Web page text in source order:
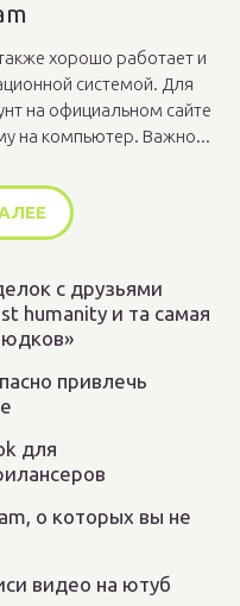
хорошо работает и
системой. Для
на официальном сайте
на компьютер. Важно...
с друзьями
humanity и та самая
привлечь
для
о которых вы не
видео на ютуб